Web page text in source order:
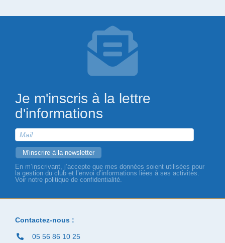
Je m'inscris à la lettre
d'informations
En m’inscrivant, j’accepte que mes données soient utilisées pour
la gestion du club et l’envoi d’informations liées à ses activités.
Voir notre politique de confidentialité.
Contactez-nous :
05 56 86 10 25